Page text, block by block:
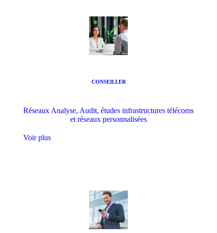
CONSEILLER
Réseaux Analyse, Audit, études infrastructures télécoms
et réseaux personnalisées
Voir plus